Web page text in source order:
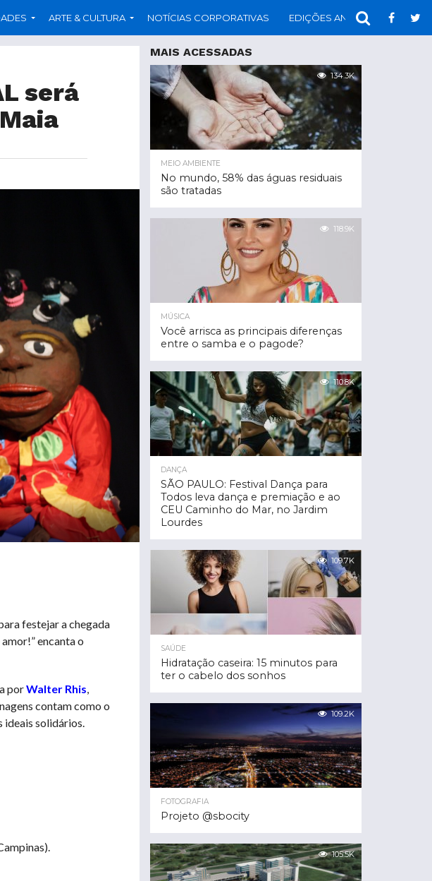
ARTE & CULTURA NOTÍCIAS CORPORATIVAS EDIÇÕES ANTERIORES
será
festejar a chegada
encanta o
porWalter Rhis,
contam como o
ideais solidários.
MAIS ACESSADAS
134.3K
MEIO AMBIENTE
No mundo, 58% das águas residuais
são tratadas
118.9K
MÚSICA
Você arrisca as principais diferenças
entre o samba e o pagode?
110.8K
DANÇA
SÃO PAULO: Festival Dança para
Todos leva dança e premiação e ao
CEU Caminho do Mar, no Jardim
Lourdes
109.7K
SAÚDE
Hidratação caseira: 15 minutos para
ter o cabelo dos sonhos
109.2K
FOTOGRAFIA
Projeto @sbocity
105.5K